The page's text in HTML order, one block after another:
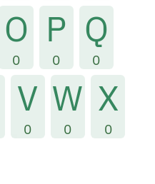
O
0
P
0
Q
0
V
0
W
0
X
0